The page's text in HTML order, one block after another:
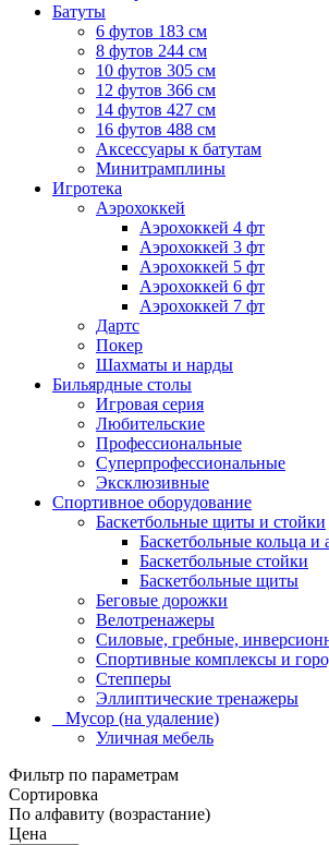
Батуты
6 футов 183 см
8 футов 244 см
10 футов 305 см
12 футов 366 см
14 футов 427 см
16 футов 488 см
Аксессуары к батутам
Минитрамплины
Игротека
Аэрохоккей
Аэрохоккей 4 фт
Аэрохоккей 3 фт
Аэрохоккей 5 фт
Аэрохоккей 6 фт
Аэрохоккей 7 фт
Дартс
Покер
Шахматы и нарды
Бильярдные столы
Игровая серия
Любительские
Профессиональные
Суперпрофессиональные
Эксклюзивные
Спортивное оборудование
Баскетбольные щиты и стойки
Баскетбольные кольца и
Баскетбольные стойки
Баскетбольные щиты
Беговые дорожки
Велотренажеры
Силовые, гребные,
Спортивные комплексы и
Степперы
Эллиптические тренажеры
_ Мусор (на удаление)
Уличная мебель
Фильтр по параметрам
Сортировка
По алфавиту (возрастание)
Цена